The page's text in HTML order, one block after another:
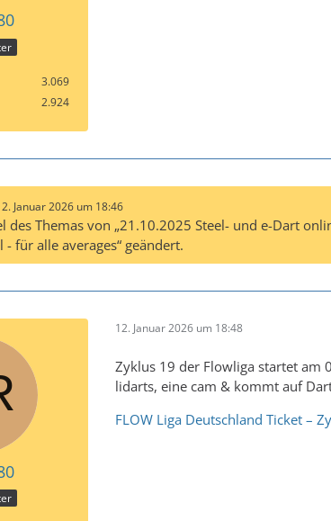
3.069
2.924
Januar 2026 um 18:46
des Themas von „21.10.2025 Steel- und e-Dart
- für alle averages“ geändert.
12. Januar 2026 um 18:48
Zyklus 19 der Flowliga startet am
lidarts, eine cam & kommt auf
FLOW Liga Deutschland Ticket –